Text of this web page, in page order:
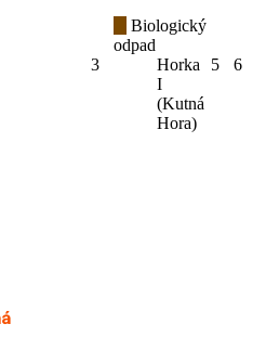
3
Biologický
odpad
Horka
I
(Kutná
Hora)
5 6